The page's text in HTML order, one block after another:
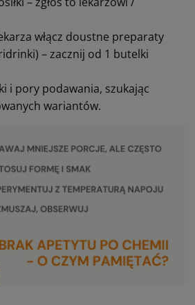
zimna wybierz wersje o
smaku owoców
i imbiru.
zachęcaj
pacjent pił nutridrink po trochu,
niż wypił całą porcję na siłę i
nudności.
opiekuna – w przypadku
w przyjmowaniu
realnie zjada w ciągu dnia
ciała nie ubywa (ważenie raz